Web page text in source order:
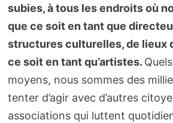
subies, à tous les endroits où
que ce soit en tant que
structures culturelles, de lieux
ce soit en tant qu’artistes.
moyens, nous sommes des
tenter d’agir avec d’autres
associations qui luttent